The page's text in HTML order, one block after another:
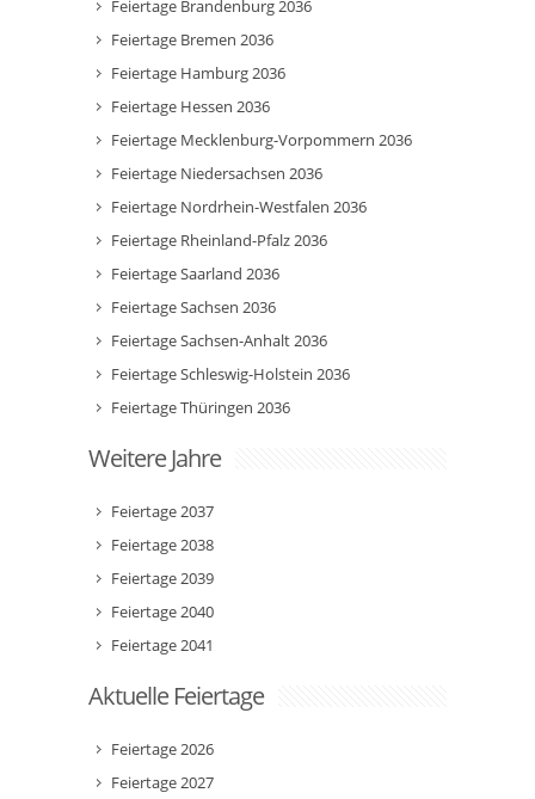
Feiertage Brandenburg 2036
Feiertage Bremen 2036
Feiertage Hamburg 2036
Feiertage Hessen 2036
Feiertage Mecklenburg-Vorpommern 2036
Feiertage Niedersachsen 2036
Feiertage Nordrhein-Westfalen 2036
Feiertage Rheinland-Pfalz 2036
Feiertage Saarland 2036
Feiertage Sachsen 2036
Feiertage Sachsen-Anhalt 2036
Feiertage Schleswig-Holstein 2036
Feiertage Thüringen 2036
Weitere Jahre
Feiertage 2037
Feiertage 2038
Feiertage 2039
Feiertage 2040
Feiertage 2041
Aktuelle Feiertage
Feiertage 2026
Feiertage 2027